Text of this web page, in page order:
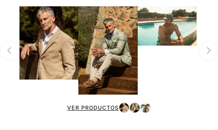
VER PRODUCTOS